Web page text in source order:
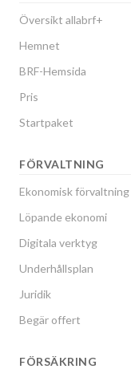
Översikt allabrf+
Hemnet
BRF-Hemsida
Pris
Startpaket
FÖRVALTNING
Ekonomisk förvaltning
Löpande ekonomi
Digitala verktyg
Underhållsplan
Juridik
Begär offert
FÖRSÄKRING